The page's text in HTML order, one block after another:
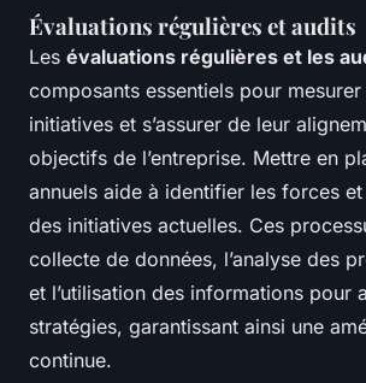
Évaluations régulières et audits
Les évaluations régulières et les
composants essentiels pour mesurer
initiatives et s’assurer de leur
objectifs de l’entreprise. Mettre en
annuels aide à identifier les forces
des initiatives actuelles. Ces
collecte de données, l’analyse des
et l’utilisation des informations pour
stratégies, garantissant ainsi une
continue.